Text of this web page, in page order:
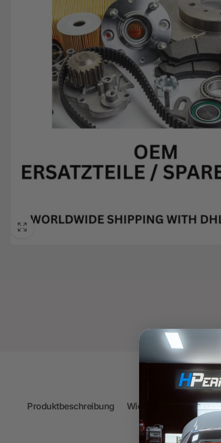
Produktbeschreibung Wichtige Hinweise